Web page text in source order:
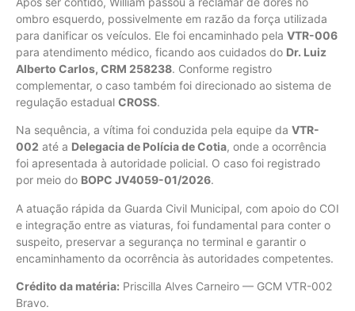
ombro esquerdo, possivelmente em razão da força utilizada
para danificar os veículos. Ele foi encaminhado pela VTR-006
para atendimento médico, ficando aos cuidados do Dr. Luiz
Alberto Carlos, CRM 258238. Conforme registro
complementar, o caso também foi direcionado ao sistema de
regulação estadual CROSS.
Na sequência, a vítima foi conduzida pela equipe da VTR-
002 até a Delegacia de Polícia de Cotia, onde a ocorrência
foi apresentada à autoridade policial. O caso foi registrado
por meio do BOPC JV4059-01/2026.
A atuação rápida da Guarda Civil Municipal, com apoio do COI
e integração entre as viaturas, foi fundamental para conter o
suspeito, preservar a segurança no terminal e garantir o
encaminhamento da ocorrência às autoridades competentes.
Crédito da matéria: Priscilla Alves Carneiro — GCM VTR-002
Bravo.